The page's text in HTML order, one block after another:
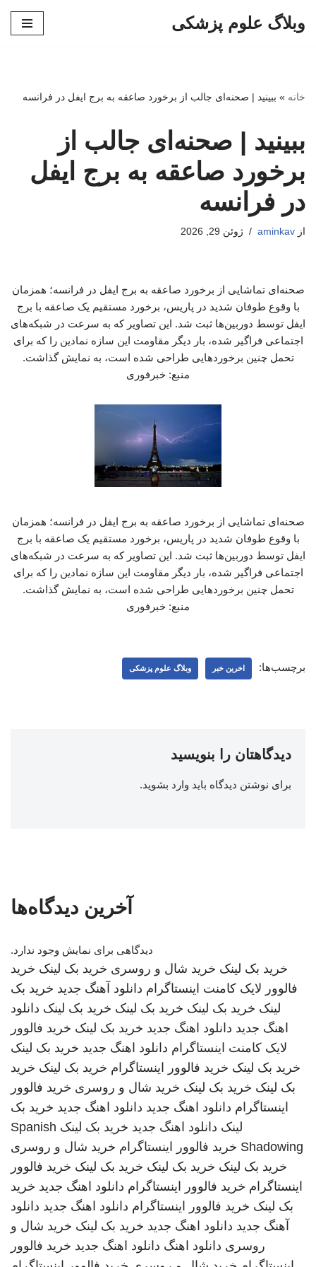
وبلاگ علوم پزشکی
خانه » ببینید | صحنه‌ای جالب از برخورد صاعقه به برج ایفل در فرانسه
ببینید | صحنه‌ای جالب از
برخورد صاعقه به برج ایفل
در فرانسه
از aminkav ژوئن 29, 2026
صحنه‌ای تماشایی از برخورد صاعقه به برج ایفل در فرانسه؛ همزمان
با وقوع طوفان شدید در پاریس، برخورد مستقیم یک صاعقه با برج
ایفل توسط دوربین‌ها ثبت شد. این تصاویر که به سرعت در شبکه‌های
اجتماعی فراگیر شده، بار دیگر مقاومت این سازه نمادین را که برای
تحمل چنین برخوردهایی طراحی شده است، به نمایش گذاشت.
منبع: خبرفوری
صحنه‌ای تماشایی از برخورد صاعقه به برج ایفل در فرانسه؛ همزمان
با وقوع طوفان شدید در پاریس، برخورد مستقیم یک صاعقه با برج
ایفل توسط دوربین‌ها ثبت شد. این تصاویر که به سرعت در شبکه‌های
اجتماعی فراگیر شده، بار دیگر مقاومت این سازه نمادین را که برای
تحمل چنین برخوردهایی طراحی شده است، به نمایش گذاشت.
منبع: خبرفوری
برچسب‌ها: اخرین خبر وبلاگ علوم پزشکی
دیدگاهتان را بنویسید
برای نوشتن دیدگاه باید وارد بشوید.
آخرین دیدگاه‌ها
دیدگاهی برای نمایش وجود ندارد.
خرید بک لینک خرید شال و روسری خرید بک لینک خرید
فالوور لایک کامنت اینستاگرام دانلود آهنگ جدید خرید بک
لینک خرید بک لینک خرید بک لینک خرید بک لینک دانلود
اهنگ جدید دانلود اهنگ جدید خرید بک لینک خرید فالوور
لایک کامنت اینستاگرام دانلود اهنگ جدید خرید بک لینک
خرید بک لینک خرید فالوور اینستاگرام خرید بک لینک خرید
بک لینک خرید بک لینک خرید شال و روسری خرید فالوور
اینستاگرام دانلود اهنگ جدید دانلود اهنگ جدید خرید بک
لینک دانلود اهنگ جدید خرید بک لینک Spanish
Shadowing خرید فالوور اینستاگرام خرید شال و روسری
خرید بک لینک خرید بک لینک خرید بک لینک خرید فالوور
اینستاگرام خرید فالوور اینستاگرام دانلود اهنگ جدید خرید
بک لینک خرید فالوور اینستاگرام دانلود اهنگ جدید دانلود
آهنگ جدید دانلود اهنگ جدید خرید بک لینک خرید شال و
روسری دانلود اهنگ دانلود اهنگ جدید خرید فالوور